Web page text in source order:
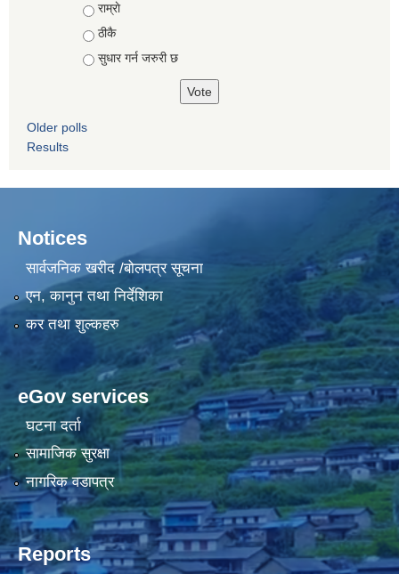
Choices
राम्राे
ठीकै
सुधार गर्न जरुरी छ
Older polls
Results
Notices
सार्वजनिक खरीद /बोलपत्र सूचना
एन, कानुन तथा निर्देशिका
कर तथा शुल्कहरु
eGov services
घटना दर्ता
सामाजिक सुरक्षा
नागरिक वडापत्र
Reports